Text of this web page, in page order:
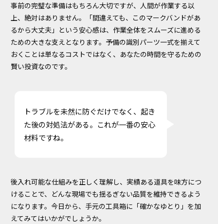
事前の完璧な準備はもちろん大切ですが、人間が作業する以
上、絶対はありません。「間違えても、このマークバンドがあ
るから大丈夫」という安心感は、作業全体をスムーズに進める
ための大きな支えとなります。予備の識別パーツ一式を揃えて
おくことは単なるコストではなく、あなたの時間を守るための
賢い投資なのです。
トラブルを未然に防ぐだけでなく、起き
た後の対処法がある。これが一番の安心
材料ですね。
後入れ可能な仕組みを正しく理解し、実績ある道具を味方につ
けることで、どんな現場でも揺るぎない品質を維持できるよう
になります。今日から、手元の工具箱に「確かなゆとり」を加
えてみてはいかがでしょうか。